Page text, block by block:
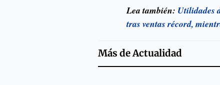
Lea también: Utilidades
tras ventas récord,
Más deActualidad